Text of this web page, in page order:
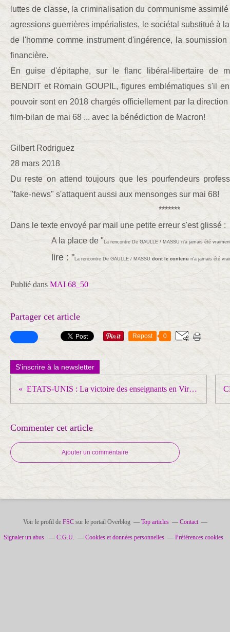
luttes de classe, la criminalisation du communisme
agressions guerrières impérialistes, le sociétal substitué à
de l'homme comme instrument d'ingérence, la
financière.
En guise d'épitaphe, sur le flanc libéral-libertaire de
BENDIT et Romain GOUPIL, figures emblématiques s'il
pouvoir sont en 2018 chargés officiellement par la
film-bilan de mai 68 ... avec la bénédiction de Macron!
Gilbert Rodriguez
28 mars 2018
Du reste on attend toujours que les pourfendeurs
"fake-news" s'attaquent aussi aux mensonges sur mai 68!
*******
Dans le texte envoyé par mail une petite erreur s'est glissé :
A la place de " La rencontre De GAULLE / MASSU n'a jamais été
lire : "La rencontre De GAULLE / MASSU dont le contenu n'a jamais été
Publié dans MAI 68_50
Partager cet article
Repost 0
S'inscrire à la newsletter
ETATS-UNIS : La victoire des enseignants en Virginie-Occidentale renforce le mouvement syndical
Commenter cet article
Ajouter un commentaire
Voir le profil de FSCsur le portail Overblog Top articles Contact
Signaler un abus C.G.U. Cookies et données personnelles Préférences cookies